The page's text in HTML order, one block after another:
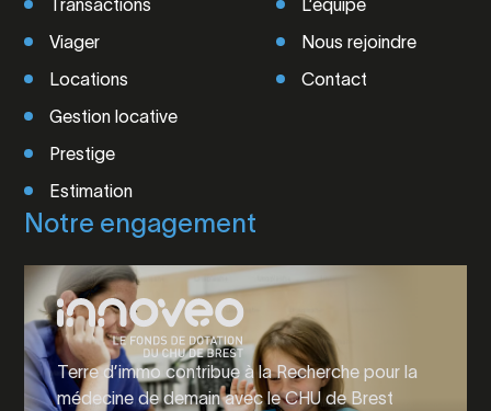
Transactions
Viager
Locations
Gestion locative
Prestige
Estimation
L’équipe
Nous rejoindre
Contact
Notre engagement
Terre d’immo contribue à la Recherche pour la
médecine de demain avec le CHU de Brest